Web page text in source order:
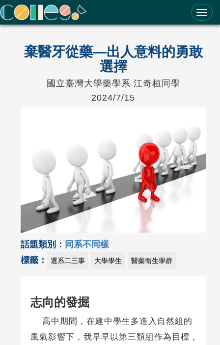
ColleGo! 大學選才與高中育才輔助系統
棄醫牙從藥—出人意料的勇敢
選擇
國立臺灣大學藥學系 江奇桓同學
2024/7/15
話題類別： 同系不同樣
標籤：
選系二三事 大學學生 醫藥衛生學群
志向的發掘
高中期間，在建中學生多進入自然組的
風氣影響下，我早早以第三類組作為目標，